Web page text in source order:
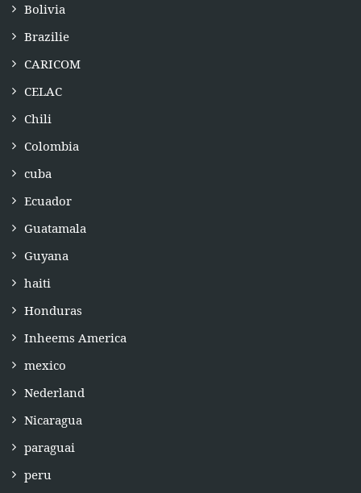
Bolivia
Brazilie
CARICOM
CELAC
Chili
Colombia
cuba
Ecuador
Guatamala
Guyana
haiti
Honduras
Inheems America
mexico
Nederland
Nicaragua
paraguai
peru